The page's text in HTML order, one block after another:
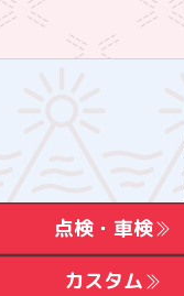
点検・車検
カスタム